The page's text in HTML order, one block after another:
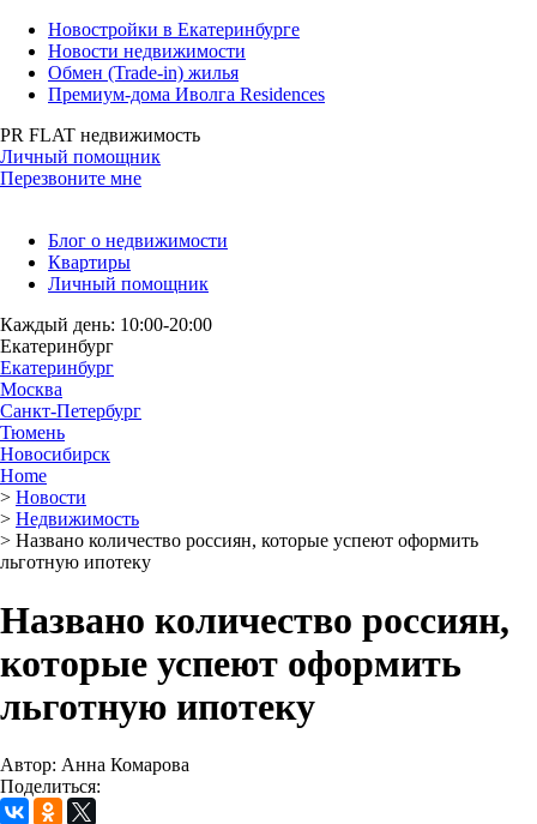
Новостройки в Екатеринбурге
Новости недвижимости
Обмен (Trade-in) жилья
Премиум-дома Иволга Residences
PR FLAT недвижимость
Личный помощник
Перезвоните мне
Блог о недвижимости
Квартиры
Личный помощник
Каждый день: 10:00-20:00
Екатеринбург
Екатеринбург
Москва
Санкт-Петербург
Тюмень
Новосибирск
Home
> Новости
> Недвижимость
> Названо количество россиян, которые успеют оформить
льготную ипотеку
Названо количество россиян,
которые успеют оформить
льготную ипотеку
Автор: Анна Комарова
Поделиться: